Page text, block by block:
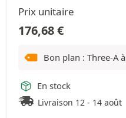
Prix unitaire
176,68€
Bon plan : Three-A à
En stock
Livraison 12 - 14 août